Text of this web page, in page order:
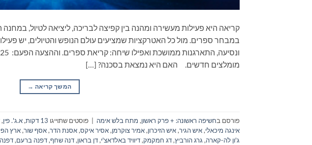
קריאה היא פעילות מעשירה ומהנה בין קפיצה לבריכה, ליציאה לטיול,
במבחר ספרים. מול כל האטרקציות שמציעים עולם הנופש והטיולים, יש
מומלצים חדשים. האם היא נמצאת בסכנה? […]
המשך קריאה →
פורסם בחשיפה ראשונה: + פרק ראשון, מתח בלש אימה פוסטים שתוייגו 13 דקות ,א.ג'. פין,
אינגה מיכאלי,איש הגיר,איש הזיכרון,אמיר צוקרמן,אסיר איקס,אסנת הדר,אסף שור,ארץ
ג'ון לה-קארה, גרג הורביץ,דג חמקמק,דיוויד באלדאצ'י,דן בראון,דנה שחף,דפנה ברעם,דפנה